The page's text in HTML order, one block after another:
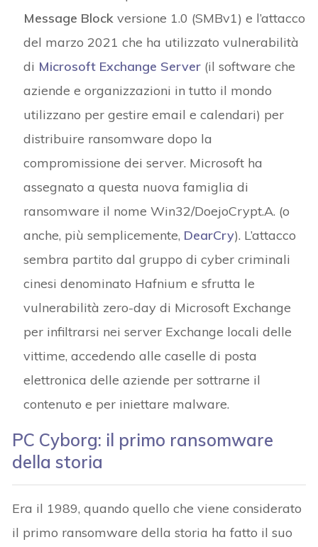
Message Blockversione 1.0 (SMBv1) e l’attacco
del marzo 2021 che ha utilizzato vulnerabilità
di Microsoft Exchange Server (il software che
aziende e organizzazioni in tutto il mondo
utilizzano per gestire email e calendari) per
distribuire ransomware dopo la
compromissione dei server. Microsoft ha
assegnato a questa nuova famiglia di
ransomware il nome Win32/DoejoCrypt.A. (o
anche, più semplicemente, DearCry). L’attacco
sembra partito dal gruppo di cyber criminali
cinesi denominato Hafnium e sfrutta le
vulnerabilità zero-day di Microsoft Exchange
per infiltrarsi nei server Exchange locali delle
vittime, accedendo alle caselle di posta
elettronica delle aziende per sottrarne il
contenuto e per iniettare malware.
PC Cyborg: il primo ransomware
della storia
Era il 1989, quando quello che viene considerato
il primo ransomware della storia ha fatto il suo